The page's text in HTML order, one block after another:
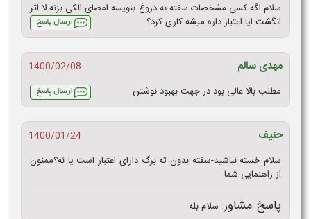
سلام اگه کسی مشخصات سفته به دروغ بنویسه امضای الکی بزنه لا اثر
انگشت ایا اعتبار داره میشه کاری کرد؟
مهدی سالم
1400/02/08
مطلب بالا عالی بود در جهت بهبود نوشتن
حنیف
1400/01/24
سلام خسته نباشید-سفته بدون ته برگ دارای اعتبار است یا نه؟ممنون
از راهنمایی شما
پاسخ مشاور: سلام بله